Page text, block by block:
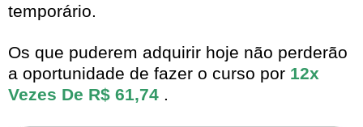
temporário.
Os que puderem adquirir hoje não perderão
a oportunidade de fazer o curso por 12x
Vezes De R$ 61,74 .